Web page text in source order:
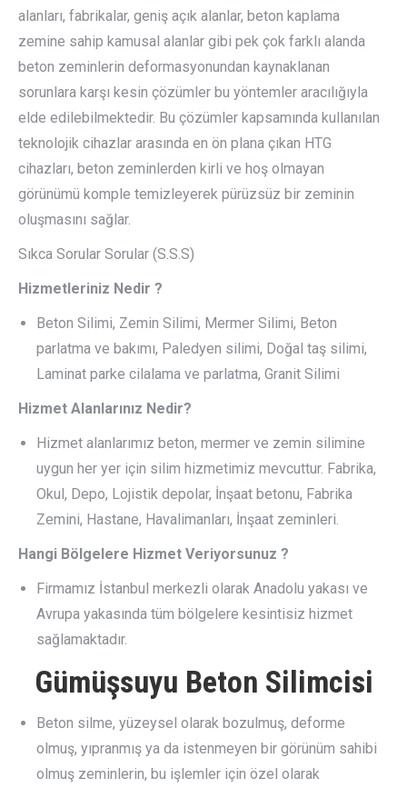
alanları, fabrikalar, geniş açık alanlar, beton kaplama
zemine sahip kamusal alanlar gibi pek çok farklı alanda
beton zeminlerin deformasyonundan kaynaklanan
sorunlara karşı kesin çözümler bu yöntemler aracılığıyla
elde edilebilmektedir. Bu çözümler kapsamında kullanılan
teknolojik cihazlar arasında en ön plana çıkan HTG
cihazları, beton zeminlerden kirli ve hoş olmayan
görünümü komple temizleyerek pürüzsüz bir zeminin
oluşmasını sağlar.
Sıkca Sorular Sorular (S.S.S)
Hizmetleriniz Nedir ?
Beton Silimi, Zemin Silimi, Mermer Silimi, Beton
parlatma ve bakımı, Paledyen silimi, Doğal taş silimi,
Laminat parke cilalama ve parlatma, Granit Silimi
Hizmet Alanlarınız Nedir?
Hizmet alanlarımız beton, mermer ve zemin silimine
uygun her yer için silim hizmetimiz mevcuttur. Fabrika,
Okul, Depo, Lojistik depolar, İnşaat betonu, Fabrika
Zemini, Hastane, Havalimanları, İnşaat zeminleri.
Hangi Bölgelere Hizmet Veriyorsunuz ?
Firmamız İstanbul merkezli olarak Anadolu yakası ve
Avrupa yakasında tüm bölgelere kesintisiz hizmet
sağlamaktadır.
Gümüşsuyu Beton Silimcisi
Beton silme, yüzeysel olarak bozulmuş, deforme
olmuş, yıpranmış ya da istenmeyen bir görünüm sahibi
olmuş zeminlerin, bu işlemler için özel olarak